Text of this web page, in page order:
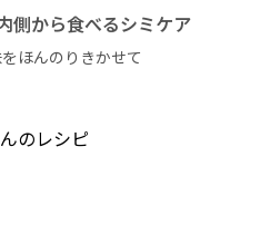
側から食べるシミケア
ほんのりきかせて
のレシピ